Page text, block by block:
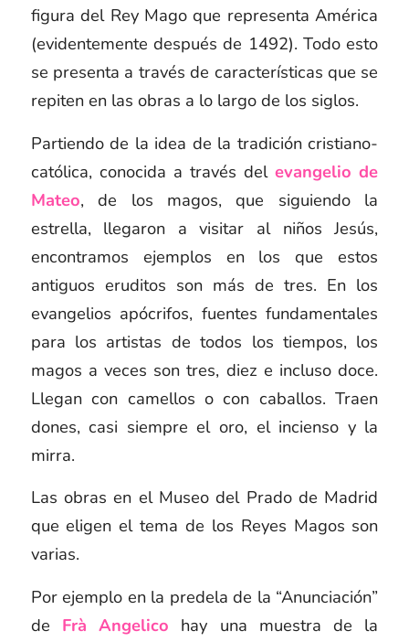
figura del Rey Mago que representa América
(evidentemente después de 1492). Todo esto
se presenta a través de características que se
repiten en las obras a lo largo de los siglos.
Partiendo de la idea de la tradición cristiano-
católica, conocida a través delevangelio de
Mateo, de los magos, que siguiendo la
estrella, llegaron a visitar al niños Jesús,
encontramos ejemplos en los que estos
antiguos eruditos son más de tres. En los
evangelios apócrifos, fuentes fundamentales
para los artistas de todos los tiempos, los
magos a veces son tres, diez e incluso doce.
Llegan con camellos o con caballos. Traen
dones, casi siempre el oro, el incienso y la
mirra.
Las obras en el Museo del Prado de Madrid
que eligen el tema de los Reyes Magos son
varias.
Por ejemplo en la predela de la “Anunciación”
de Frà Angelico hay una muestra de la